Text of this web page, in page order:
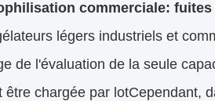
commerciale:
légers industriels et
de l'évaluation de la seule
chargée par lotCependant,